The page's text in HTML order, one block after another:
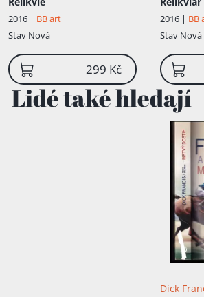
2016 | BB art
Stav Nová
299 Kč
2016 | BB
Stav Nová
Lidé také hledají
Dick